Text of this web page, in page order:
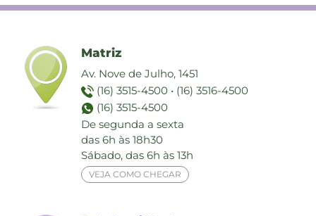
Matriz
Av. Nove de Julho, 1451
(16) 3515-4500 • (16) 3516-4500
(16) 3515-4500
De segunda a sexta
das 6h às 18h30
Sábado, das 6h às 13h
VEJA COMO CHEGAR